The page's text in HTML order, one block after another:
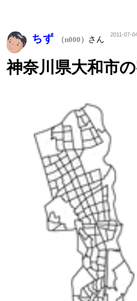
ちず （n000） さん
2011-07-
神奈川県大和市